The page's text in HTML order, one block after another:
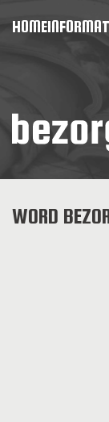
HOME
WORD